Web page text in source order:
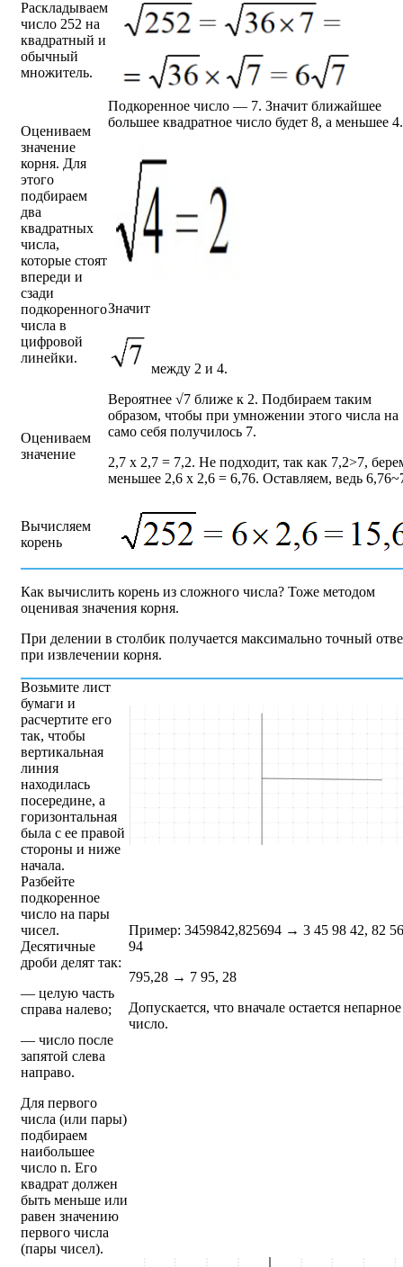
Раскладываем
число 252 на
квадратный и
обычный
множитель.
Оцениваем
значение
корня. Для
этого
подбираем
два
квадратных
числа,
которые стоят
впереди и
сзади
подкоренного
числа в
цифровой
линейки.
Подкоренное число — 7. Значит ближайшее
большее квадратное число будет 8, а меньшее 4.
Значит
между 2 и 4.
Оцениваем
значение
Вероятнее √7 ближе к 2. Подбираем таким
образом, чтобы при умножении этого числа на
само себя получилось 7.
2,7 x 2,7 = 7,2. Не подходит, так как 7,2>7,
меньшее 2,6 x 2,6 = 6,76. Оставляем, ведь
Вычисляем
корень
Как вычислить корень из сложного числа? Тоже методом
оценивая значения корня.
При делении в столбик получается максимально точный
при извлечении корня.
Возьмите лист
бумаги и
расчертите его
так, чтобы
вертикальная
линия
находилась
посередине, а
горизонтальная
была с ее правой
стороны и ниже
начала.
Разбейте
подкоренное
число на пары
чисел.
Десятичные
дроби делят так:
— целую часть
справа налево;
— число после
запятой слева
направо.
Пример: 3459842,825694 → 3 45 98 42, 82 56
94
795,28 → 7 95, 28
Допускается, что вначале остается непарное
число.
Для первого
числа (или пары)
подбираем
наибольшее
число n. Его
квадрат должен
быть меньше или
равен значению
первого числа
(пары чисел).